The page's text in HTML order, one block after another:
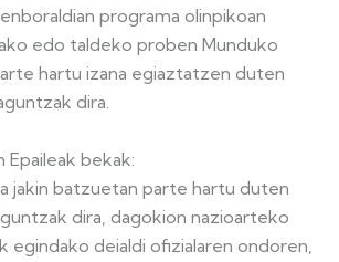
programa olinpikoan
edo taldeko proben Munduko
hartu izana egiaztatzen duten
dira.
Epaileak bekak:
jakin batzuetan parte hartu duten
dira, dagokion nazioarteko
egindako deialdi ofizialaren ondoren,